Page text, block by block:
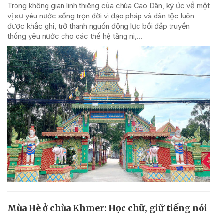
Trong không gian linh thiêng của chùa Cao Dân, ký ức về một
vị sư yêu nước sống trọn đời vì đạo pháp và dân tộc luôn
được khắc ghi, trở thành nguồn động lực bồi đắp truyền
thống yêu nước cho các thế hệ tăng ni,...
Mùa Hè ở chùa Khmer: Học chữ, giữ tiếng nói